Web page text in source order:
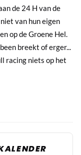
de 24 H van de
van hun eigen
op de Groene Hel.
breekt of erger...
racing niets op het